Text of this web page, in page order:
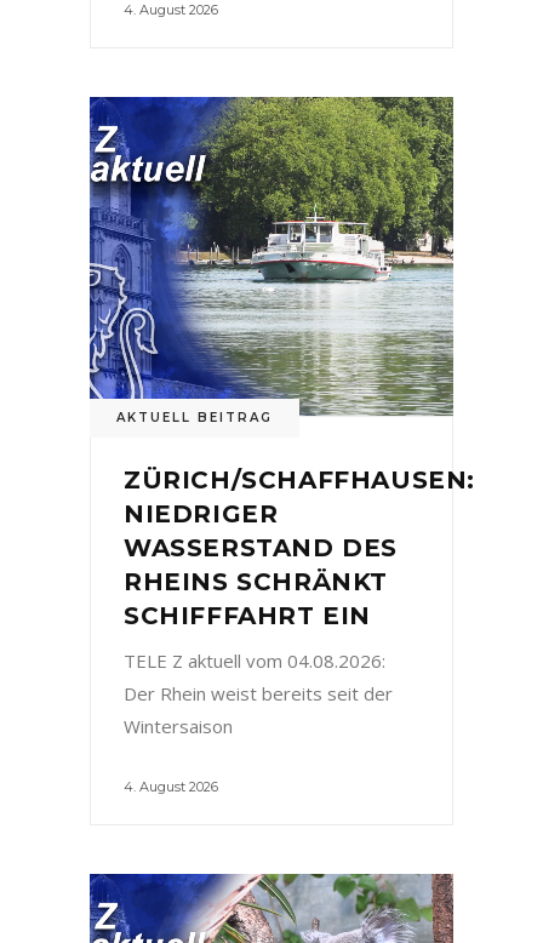
4. August 2026
AKTUELL BEITRAG
ZÜRICH/SCHAFFHAUSEN:
NIEDRIGER
WASSERSTAND DES
RHEINS SCHRÄNKT
SCHIFFFAHRT EIN
TELE Z aktuell vom 04.08.2026:
Der Rhein weist bereits seit der
Wintersaison
4. August 2026